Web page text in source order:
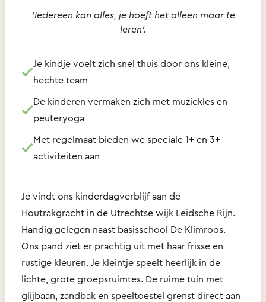
‘Iedereen kan alles, je hoeft het alleen maar te
leren'.
Je kindje voelt zich snel thuis door ons kleine,
hechte team
De kinderen vermaken zich met muziekles en
peuteryoga
Met regelmaat bieden we speciale 1+ en 3+
activiteiten aan
Je vindt ons kinderdagverblijf aan de
Houtrakgracht in de Utrechtse wijk Leidsche Rijn.
Handig gelegen naast basisschool De Klimroos.
Ons pand ziet er prachtig uit met haar frisse en
rustige kleuren. Je kleintje speelt heerlijk in de
lichte, grote groepsruimtes. De ruime tuin met
glijbaan, zandbak en speeltoestel grenst direct aan